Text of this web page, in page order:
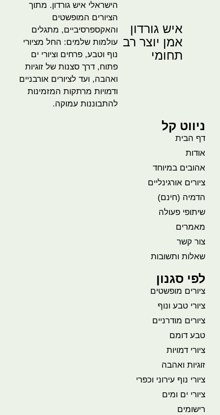
איש גורדון
אמן יוצר רב
תחומי
הישראלי איש גורדון. מתוך
הציורים המופשטים
והאקספרסיביים, מתגלים
עולמות שלמים: החל מציורי
נוף וטבע, פרחים וציורי ים
פתוח, דרך סצנות של זוגיות
ואהבה, ועד לציורים אורבניים
ודמויות מרתקות המזמינות
להתבוננות עמוקה.
ניווט קל
דף הבית
אודות
אהובים במיוחד
ציורים אורגינליים
הדמיה (חינם)
שיתופי פעולה
מאמרים
צור קשר
שאלות ותשובות
לפי סגנון
ציורים מופשטים
ציורי טבע ונוף
ציורים מודרניים
טבע דומם
ציורי דמויות
זוגיות ואהבה
ציורי נוף עירוני וכפרי
ציורי ים ומים
רישומים